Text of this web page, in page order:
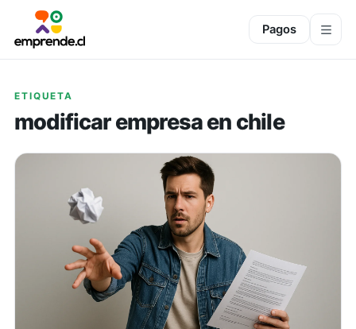
Pagos
ETIQUETA
modificar empresa en chile